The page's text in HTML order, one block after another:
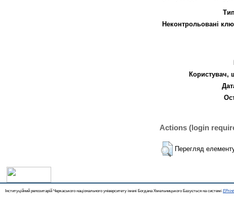
Неконтрольовані
Користувач,
Actions (login
Перегляд
Інституційний репозитарій Черкаського національного університету імені Богдана Хмельницького Базується на системі